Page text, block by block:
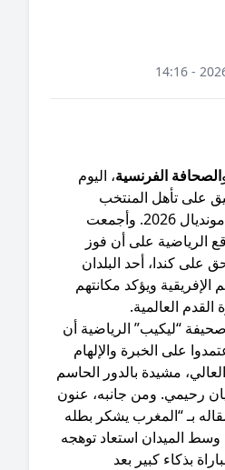
، اليوم
المنتخب
المغربي إلى ربع نهائي مونديال 2026. وأجمعت
على أن فوز
أحد البلدان
ويؤكد مكانتهم
الرياضية أن
والإلهام
بالدور الحاسم
ومن جانبه، عنون
يشكر بطله
استعاد توهجه
كبير بعد